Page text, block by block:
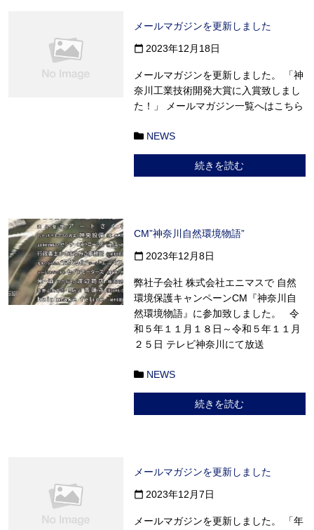
メールマガジンを更新しました
calendar_today 2023年12月18日
メールマガジンを更新しました。 「神
奈川工業技術開発大賞に入賞致しまし
た！」 メールマガジン一覧へはこちら
NEWS
続きを読む
CM”神奈川自然環境物語”
calendar_today 2023年12月8日
弊社子会社 株式会社エニマスで 自然
環境保護キャンペーンCM『神奈川自
然環境物語』に参加致しました。 令
和５年１１月１８日～令和５年１１月
２５日 テレビ神奈川にて放送
NEWS
続きを読む
メールマガジンを更新しました
calendar_today 2023年12月7日
メールマガジンを更新しました。 「年